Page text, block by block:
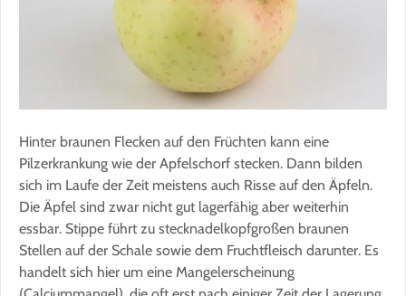
Hinter braunen Flecken auf den Früchten kann eine
Pilzerkrankung wie der Apfelschorf stecken. Dann bilden
sich im Laufe der Zeit meistens auch Risse auf den Äpfeln.
Die Äpfel sind zwar nicht gut lagerfähig aber weiterhin
essbar. Stippe führt zu stecknadelkopfgroßen braunen
Stellen auf der Schale sowie dem Fruchtfleisch darunter. Es
handelt sich hier um eine Mangelerscheinung